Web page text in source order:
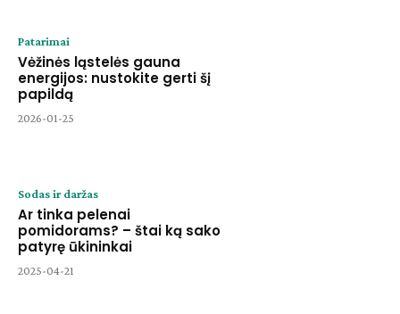
Patarimai
Vėžinės ląstelės gauna
energijos: nustokite gerti šį
papildą
2026-01-25
Sodas ir daržas
Ar tinka pelenai
pomidorams? – štai ką sako
patyrę ūkininkai
2025-04-21